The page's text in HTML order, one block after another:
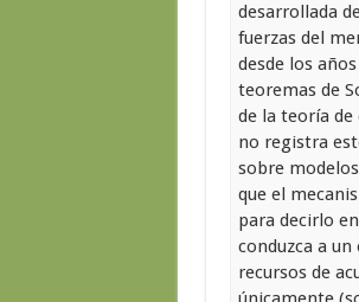
desarrollada
fuerzas del
desde los
teoremas de
de la teoría de
no registra
sobre
que el
para decirlo
conduzca a
recursos de